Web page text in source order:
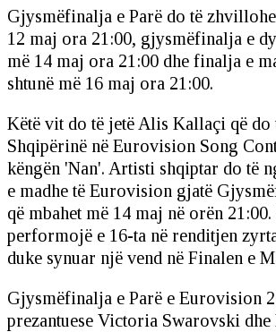
Gjysmëfinalja e Parë do të
12 maj ora 21:00, gjysmëfinalja e
më 14 maj ora 21:00 dhe finalja e
shtunë më 16 maj ora 21:00.
Këtë vit do të jetë Alis Kallaçi që do
Shqipërinë në Eurovision Song
këngën 'Nan'. Artisti shqiptar do të
e madhe të Eurovision gjatë
që mbahet më 14 maj në orën
performojë e 16-ta në renditjen
duke synuar një vend në Finalen e
Gjysmëfinalja e Parë e Eurovision
prezantuese Victoria Swarovski dhe